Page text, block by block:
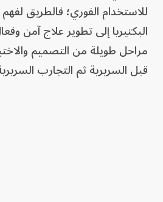
للاستخدام الفوري؛ فالطريق
البكتيريا إلى تطوير علاج آمن
مراحل طويلة من التصميم
قبل السريرية ثم التجارب